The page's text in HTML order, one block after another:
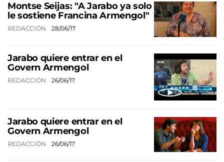
Montse Seijas: "A Jarabo ya solo
le sostiene Francina Armengol"
REDACCIÓN 28/06/17
Jarabo quiere entrar en el
Govern Armengol
REDACCIÓN 26/06/17
Jarabo quiere entrar en el
Govern Armengol
REDACCIÓN 26/06/17